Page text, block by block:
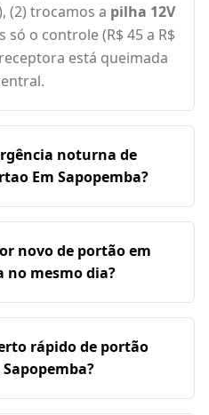
(2) trocamos a pilha 12V
só o controle (R$ 45 a R$
está queimada
noturna de
Em Sapopemba?
novo de portão em
no mesmo dia?
rápido de portão